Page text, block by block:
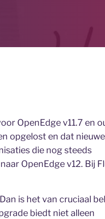
OpenEdge v11.7 en
opgelost en dat nieuwe
die nog steeds
OpenEdge v12. Bij
is het van cruciaal
biedt niet alleen